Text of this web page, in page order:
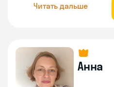
Читать дальше
Анна